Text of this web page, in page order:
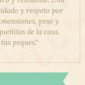
y respeto por
peso y
de la casa.
peques."